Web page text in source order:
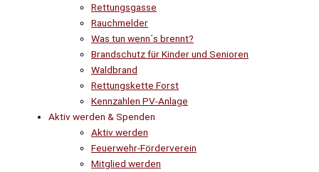
Rettungsgasse
Rauchmelder
Was tun wenn´s brennt?
Brandschutz für Kinder und Senioren
Waldbrand
Rettungskette Forst
Kennzahlen PV-Anlage
Aktiv werden & Spenden
Aktiv werden
Feuerwehr-Förderverein
Mitglied werden